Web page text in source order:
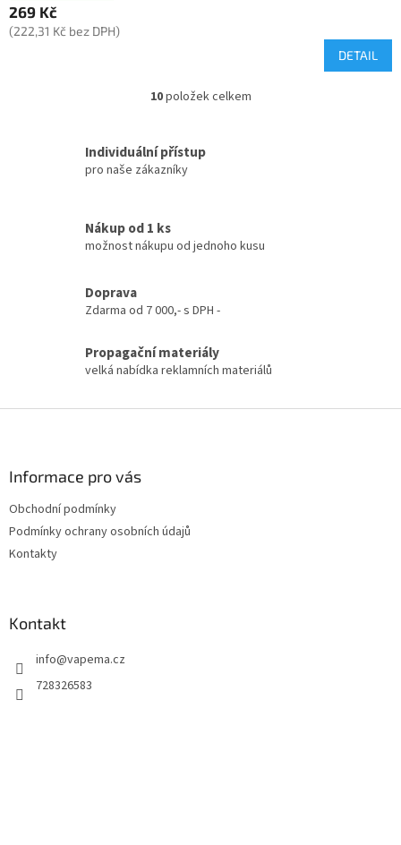
269 Kč
(222,31 Kč bez DPH)
DETAIL
O
á
p
y
ý
p
i
u
10položek celkem
Individuální přístup
pro naše zákazníky
Nákup od 1 ks
možnost nákupu od jednoho kusu
Doprava
Zdarma od 7 000,- s DPH -
Propagační materiály
velká nabídka reklamních materiálů
Informace pro vás
Obchodní podmínky
Podmínky ochrany osobních údajů
Kontakty
Kontakt
info@vapema.cz
728326583